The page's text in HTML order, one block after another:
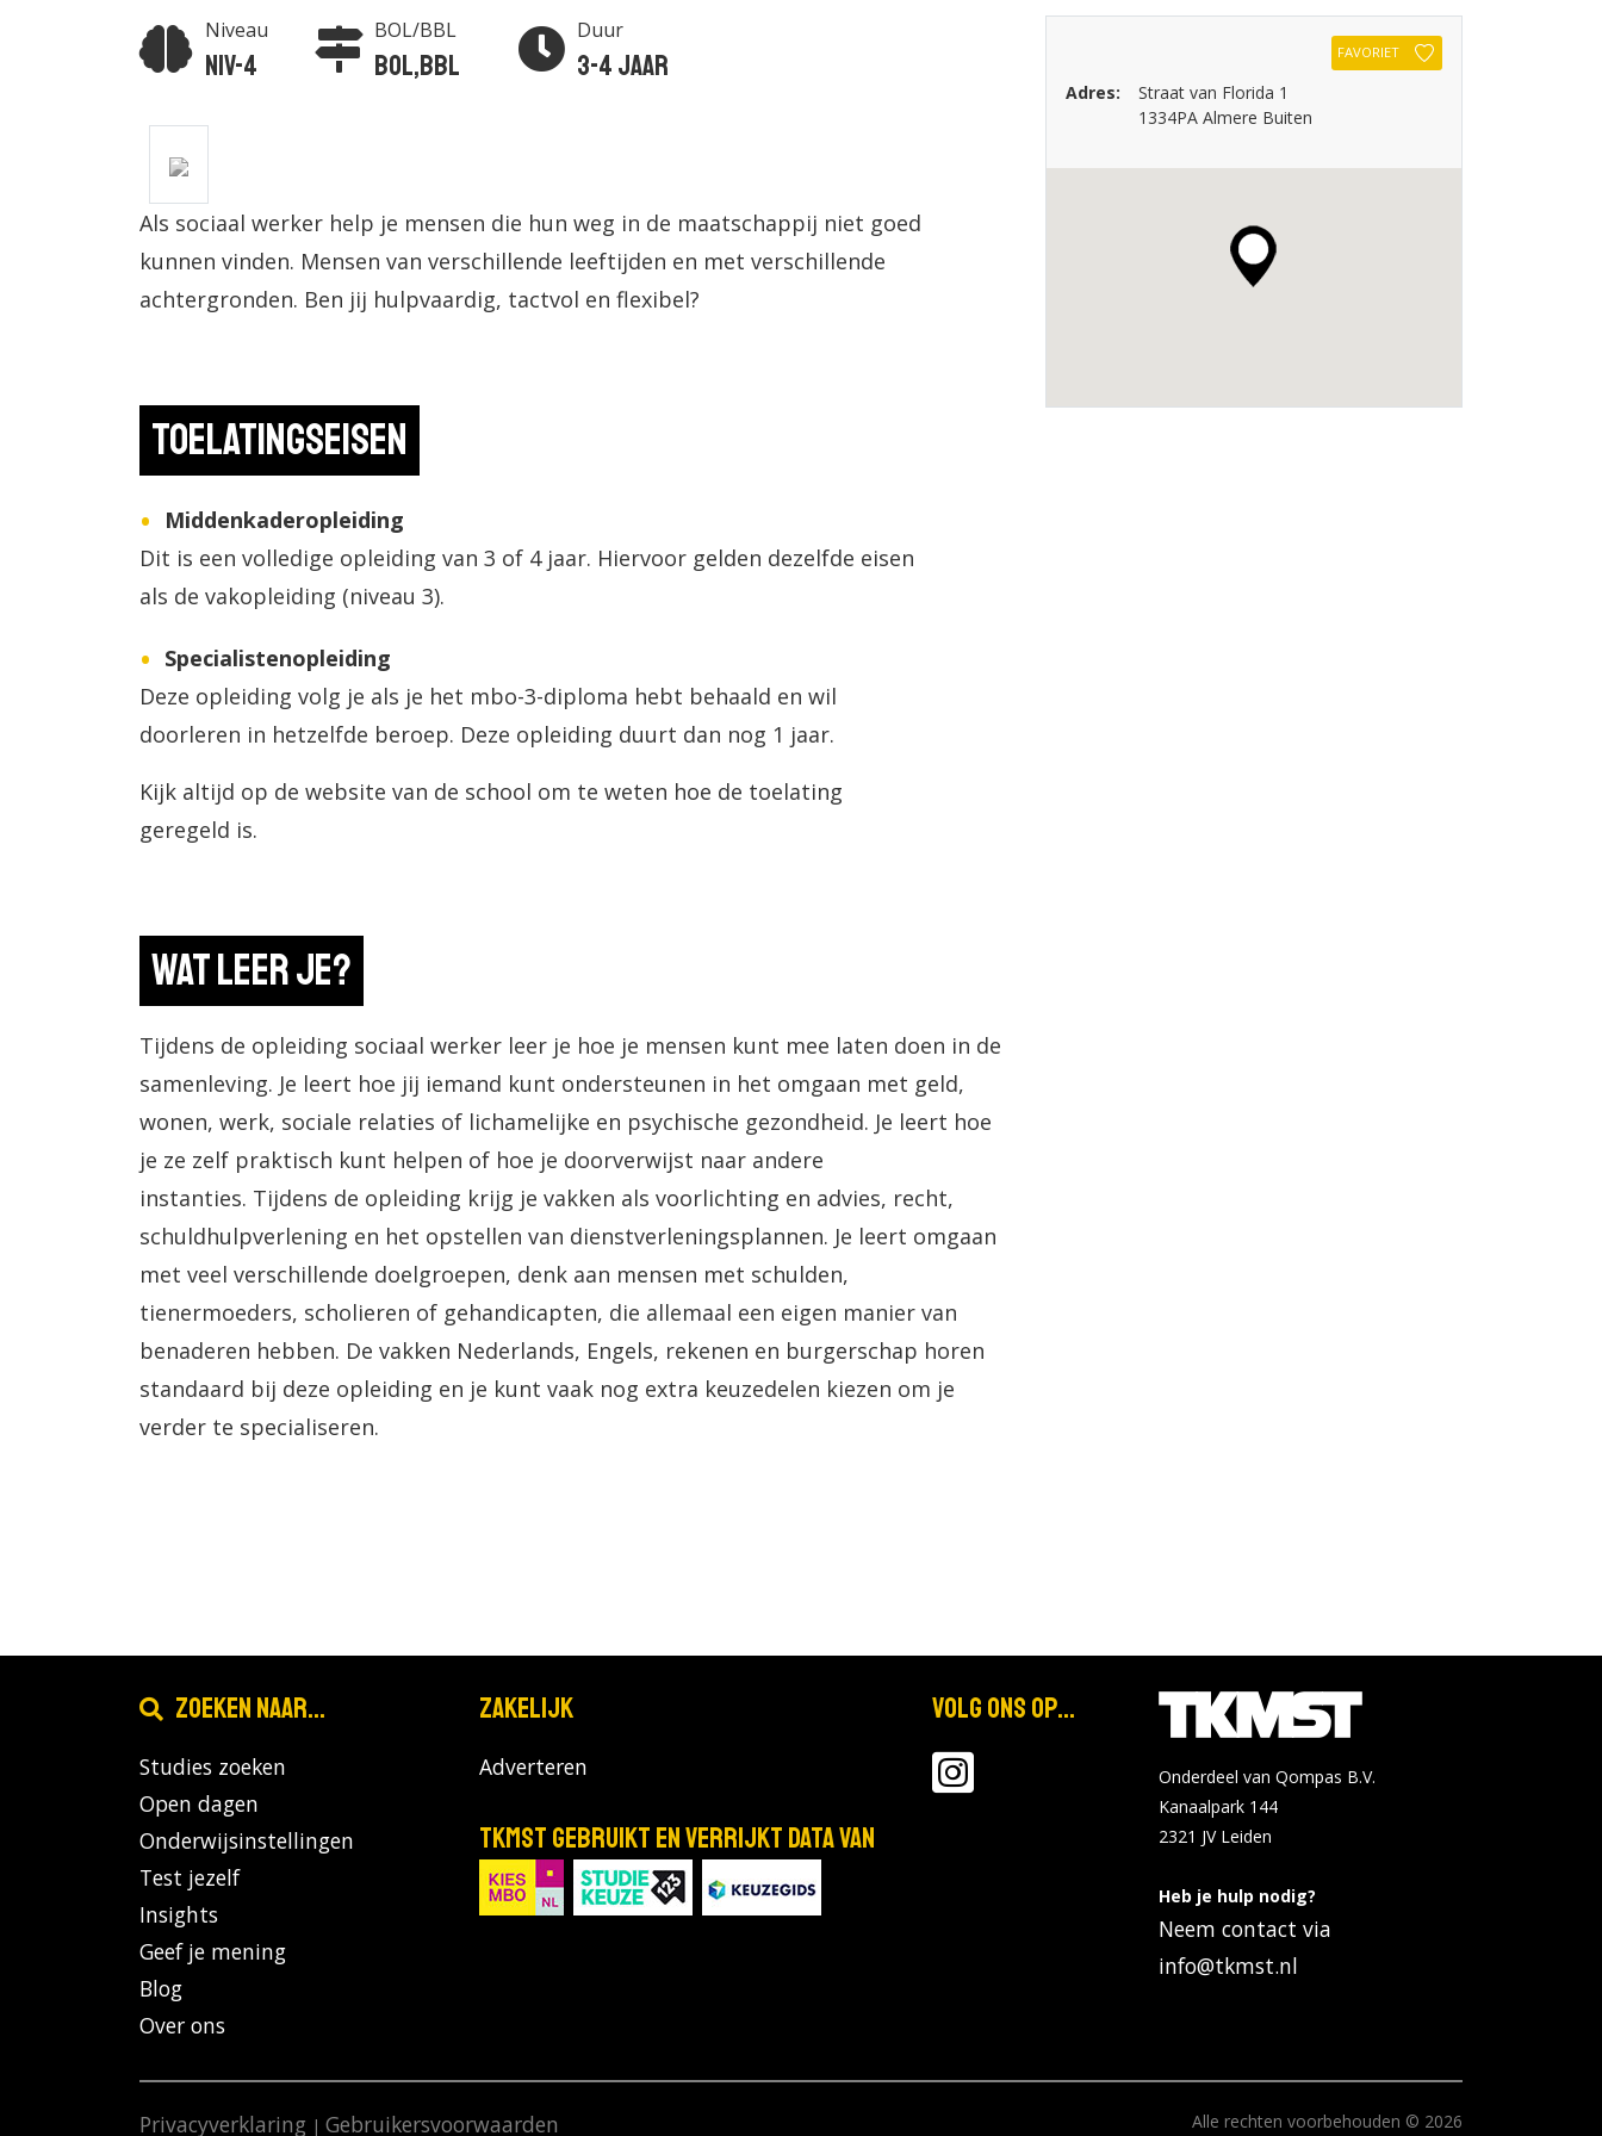
Niveau
Niv-4
BOL/BBL
BOL,BBL
Duur
3-4 jaar
Als sociaal werker help je mensen die hun weg in de maatschappij niet goed
kunnen vinden. Mensen van verschillende leeftijden en met verschillende
achtergronden. Ben jij hulpvaardig, tactvol en flexibel?
Toelatingseisen
Middenkaderopleiding
Dit is een volledige opleiding van 3 of 4 jaar. Hiervoor gelden dezelfde eisen
als de vakopleiding (niveau 3).
Specialistenopleiding
Deze opleiding volg je als je het mbo-3-diploma hebt behaald en wil
doorleren in hetzelfde beroep. Deze opleiding duurt dan nog 1 jaar.
Kijk altijd op de website van de school om te weten hoe de toelating
geregeld is.
Wat leer je?
Tijdens de opleiding sociaal werker leer je hoe je mensen kunt mee laten doen in de
samenleving. Je leert hoe jij iemand kunt ondersteunen in het omgaan met geld,
wonen, werk, sociale relaties of lichamelijke en psychische gezondheid. Je leert hoe
je ze zelf praktisch kunt helpen of hoe je doorverwijst naar andere
instanties. Tijdens de opleiding krijg je vakken als voorlichting en advies, recht,
schuldhulpverlening en het opstellen van dienstverleningsplannen. Je leert omgaan
met veel verschillende doelgroepen, denk aan mensen met schulden,
tienermoeders, scholieren of gehandicapten, die allemaal een eigen manier van
benaderen hebben. De vakken Nederlands, Engels, rekenen en burgerschap horen
standaard bij deze opleiding en je kunt vaak nog extra keuzedelen kiezen om je
verder te specialiseren.
FAVORIET
Adres:
Straat van Florida 1
1334PA Almere Buiten
Zoeken naar...
Studies zoeken
Open dagen
Onderwijsinstellingen
Test jezelf
Insights
Geef je mening
Blog
Over ons
Zakelijk
Adverteren
TKMST gebruikt en verrijkt data van
Volg ons op...
Onderdeel van Qompas B.V.
Kanaalpark 144
2321 JV Leiden
Heb je hulp nodig?
Neem contact via
info@tkmst.nl
Privacyverklaring | Gebruikersvoorwaarden Alle rechten voorbehouden © 2026